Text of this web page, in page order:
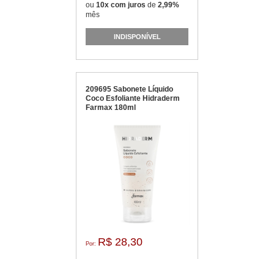
ou 10x com juros de 2,99%
mês
INDISPONÍVEL
209695 Sabonete Líquido
Coco Esfoliante Hidraderm
Farmax 180ml
Por: R$ 28,30